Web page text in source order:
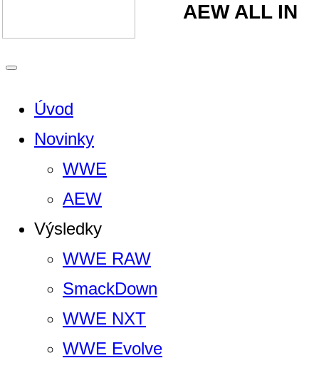
AEW ALL IN
Úvod
Novinky
WWE
AEW
Výsledky
WWE RAW
SmackDown
WWE NXT
WWE Evolve